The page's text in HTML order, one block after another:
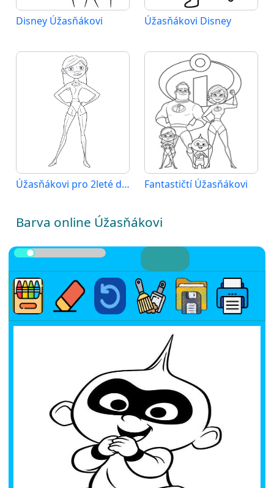
Disney Úžasňákovi Úžasňákovi Disney
Úžasňákovi pro 2leté děti Fantastičtí Úžasňákovi
Barva online Úžasňákovi